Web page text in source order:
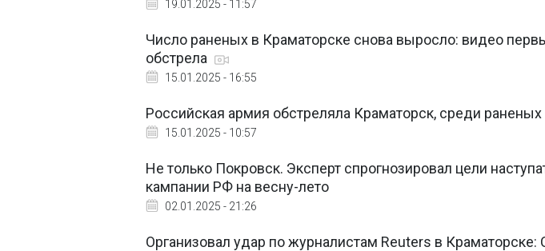
19.01.2025 - 11:57
Число раненых в Краматорске снова выросло: видео
обстрела
15.01.2025 - 16:55
Российская армия обстреляла Краматорск, среди раненых
15.01.2025 - 10:57
Не только Покровск. Эксперт спрогнозировал цели
кампании РФ на весну-лето
02.01.2025 - 21:26
Организовал удар по журналистам Reuters в